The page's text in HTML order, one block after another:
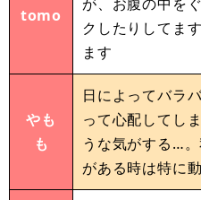
tomo
クしたりしてま
ます
やも
も
日によってバラ
って心配してし
うな気がする…
がある時は特に